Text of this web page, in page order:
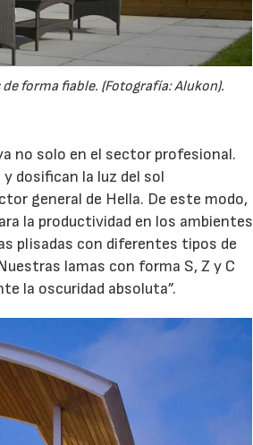
forma fiable. (Fotografía: Alukon).
no solo en el sector profesional.
dosifican la luz del sol
general de Hella. De este modo,
la productividad en los ambientes
plisadas con diferentes tipos de
lamas con forma S, Z y C
la oscuridad absoluta”.